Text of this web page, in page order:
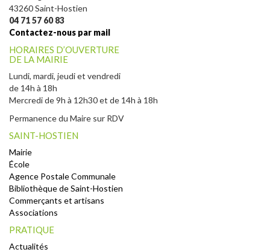
43260 Saint-Hostien
04 71 57 60 83
Contactez-nous par mail
HORAIRES D’OUVERTURE
DE LA MAIRIE
Lundi, mardi, jeudi et vendredi
de 14h à 18h
Mercredi de 9h à 12h30 et de 14h à 18h
Permanence du Maire sur RDV
SAINT-HOSTIEN
Mairie
École
Agence Postale Communale
Bibliothèque de Saint-Hostien
Commerçants et artisans
Associations
PRATIQUE
Actualités